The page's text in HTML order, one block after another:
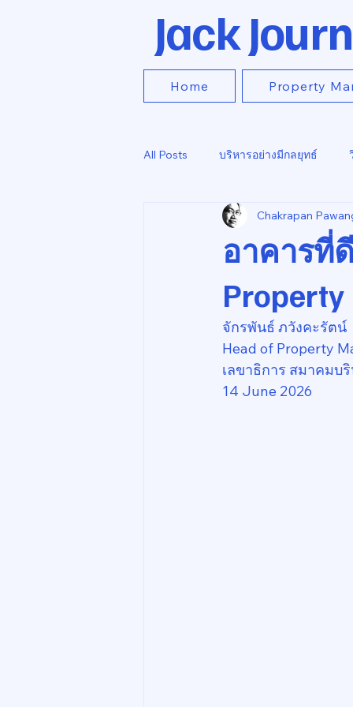
Jack
Home Property
All Posts บริหารอย่างมีกลยุทธ์
อาคารที่
Chakrapan
จักรพันธ์ ภวังคะรัตน์
Head of Property
เลขาธิการ สมาคมบ
14 June 2026